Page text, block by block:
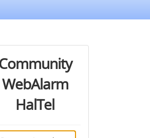
WebAlarm
HalTel